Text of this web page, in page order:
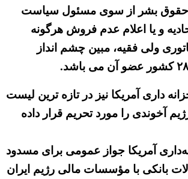
بشر از سوی مسئول سیاست
و یا اعلام عدم فروش هرگونه
ولی فقیه، مبین چشم انداز
داری آمریکا نیز در تازه ترین لیست
بانک رژیم آخوندی را مورد تحریم قرار داده
آمریکا جواز عمومی برای مسدود
بانکی با مؤسسات مالی رژیم ایران